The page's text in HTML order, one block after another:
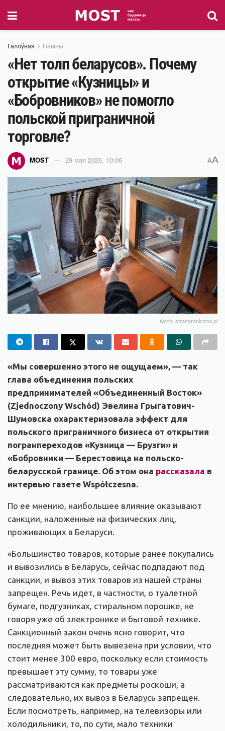
Галоўная Навіны
«Нет толп беларусов». Почему
открытие «Кузницы» и
«Бобровников» не помогло
польской приграничной
торговле?
MOST 29 мая 2026, 10:06 AA
Фото: strazgraniczna.pl
«Мы совершенно этого не ощущаем», — так
глава объединения польских
предпринимателей «Объединенный Восток»
(Zjednoczony Wschód) Эвелина Грыгатович-
Шумовска охарактеризовала эффект для
польского приграничного бизнеса от открытия
погранпереходов «Кузница — Брузги» и
«Бобровники — Берестовица на польско-
беларусской границе. Об этом она рассказала в
интервью газете Współczesna.
По ее мнению, наибольшее влияние оказывают
санкции, наложенные на физических лиц,
проживающих в Беларуси.
«Большинство товаров, которые ранее покупались
и вывозились в Беларусь, сейчас подпадают под
санкции, и вывоз этих товаров из нашей страны
запрещен. Речь идет, в частности, о туалетной
бумаге, подгузниках, стиральном порошке, не
говоря уже об электронике и бытовой технике.
Санкционный закон очень ясно говорит, что
последняя может быть вывезена при условии, что
стоит менее 300 евро, поскольку если стоимость
превышает эту сумму, то товары уже
рассматриваются как предметы роскоши, а
следовательно, их вывоз в Беларусь запрещен.
Если посмотреть, например, на телевизоры или
холодильники, то, по сути, мало техники